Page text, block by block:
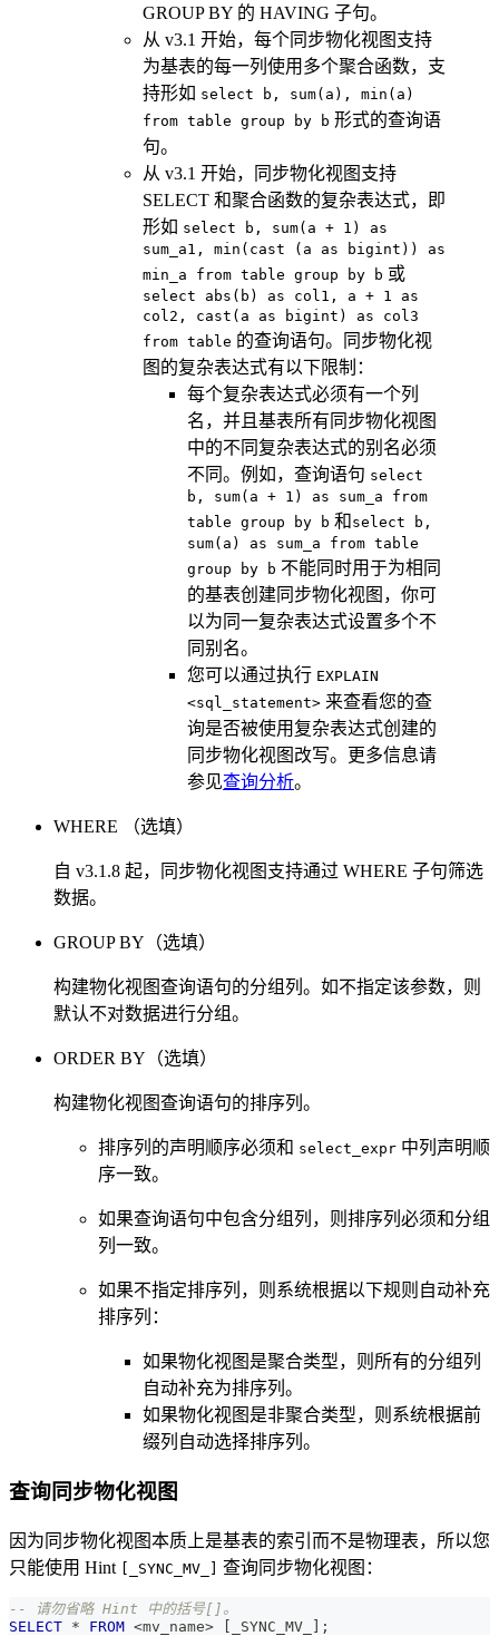
GROUP BY 的 HAVING 子句。
从 v3.1 开始，每个同步物化视图支持
为基表的每一列使用多个聚合函数，支
持形如 select b, sum(a), min(a)
from table group by b 形式的查询语
句。
从 v3.1 开始，同步物化视图支持
SELECT 和聚合函数的复杂表达式，即
形如 select b, sum(a + 1) as
sum_a1, min(cast (a as bigint)) as
min_a from table group by b 或
select abs(b) as col1, a + 1 as
col2, cast(a as bigint) as col3
from table 的查询语句。同步物化视
图的复杂表达式有以下限制：
每个复杂表达式必须有一个列
名，并且基表所有同步物化视图
中的不同复杂表达式的别名必须
不同。例如，查询语句 select
b, sum(a + 1) as sum_a from
table group by b 和 select b,
sum(a) as sum_a from table
group by b 不能同时用于为相同
的基表创建同步物化视图，你可
以为同一复杂表达式设置多个不
同别名。
您可以通过执行 EXPLAIN
<sql_statement> 来查看您的查
询是否被使用复杂表达式创建的
同步物化视图改写。更多信息请
参见查询分析。
WHERE （选填）
自 v3.1.8 起，同步物化视图支持通过 WHERE 子句筛选
数据。
GROUP BY（选填）
构建物化视图查询语句的分组列。如不指定该参数，则
默认不对数据进行分组。
ORDER BY（选填）
构建物化视图查询语句的排序列。
排序列的声明顺序必须和 select_expr 中列声明顺
序一致。
如果查询语句中包含分组列，则排序列必须和分组
列一致。
如果不指定排序列，则系统根据以下规则自动补充
排序列：
如果物化视图是聚合类型，则所有的分组列
自动补充为排序列。
如果物化视图是非聚合类型，则系统根据前
缀列自动选择排序列。
查询同步物化视图
因为同步物化视图本质上是基表的索引而不是物理表，所以您
只能使用 Hint
[_SYNC_MV_] 查询同步物化视图：
-- 请勿省略 Hint 中的括号[]。
SELECT * FROM <mv_name> _SYNC_MV_ ;